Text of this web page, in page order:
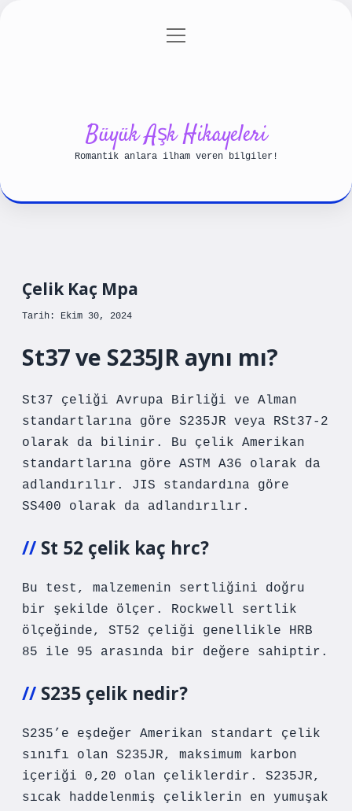
Gizlilik Politikası
menüyü
Büyük Aşk Hikayeleri
Romantik anlara ilham veren bilgiler!
Çelik Kaç Mpa
Tarih: Ekim 30, 2024
St37 ve S235JR aynı mı?
St37 çeliği Avrupa Birliği ve Alman
standartlarına göre S235JR veya RSt37-2
olarak da bilinir. Bu çelik Amerikan
standartlarına göre ASTM A36 olarak da
adlandırılır. JIS standardına göre
SS400 olarak da adlandırılır.
St 52 çelik kaç hrc?
Bu test, malzemenin sertliğini doğru
bir şekilde ölçer. Rockwell sertlik
ölçeğinde, ST52 çeliği genellikle HRB
85 ile 95 arasında bir değere sahiptir.
S235 çelik nedir?
S235’e eşdeğer Amerikan standart çelik
sınıfı olan S235JR, maksimum karbon
içeriği 0,20 olan çeliklerdir. S235JR,
sıcak haddelenmiş çeliklerin en yumuşak